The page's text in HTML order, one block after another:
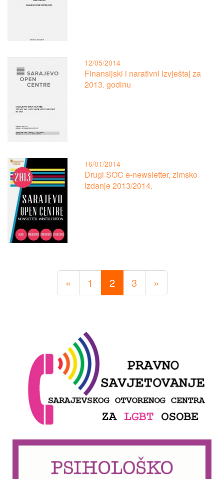
12/05/2014
Finansijski i narativni izvještaj za
2013. godinu
16/01/2014
Drugi SOC e-newsletter, zimsko
izdanje 2013/2014.
« 1 2 3 »